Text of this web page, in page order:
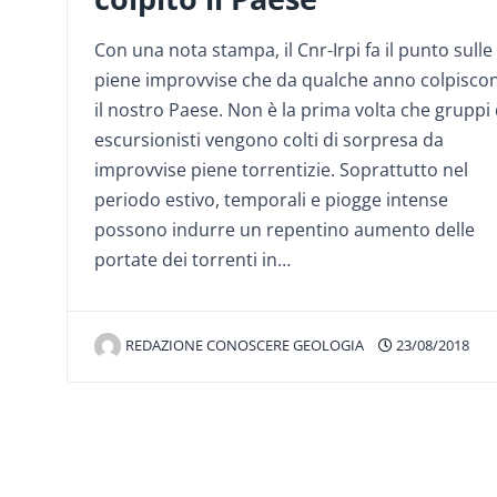
Con una nota stampa, il Cnr-Irpi fa il punto sulle
piene improvvise che da qualche anno
il nostro Paese. Non è la prima volta che gruppi
escursionisti vengono colti di sorpresa da
improvvise piene torrentizie. Soprattutto nel
periodo estivo, temporali e piogge intense
possono indurre un repentino aumento delle
portate dei torrenti in…
REDAZIONE CONOSCERE GEOLOGIA 23/08/2018